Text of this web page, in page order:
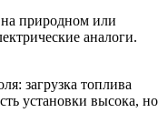
природном или
аналоги.
загрузка топлива
установки высока, но